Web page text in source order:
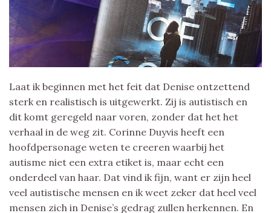
Laat ik beginnen met het feit dat Denise ontzettend
sterk en realistisch is uitgewerkt. Zij is autistisch en
dit komt geregeld naar voren, zonder dat het het
verhaal in de weg zit. Corinne Duyvis heeft een
hoofdpersonage weten te creeren waarbij het
autisme niet een extra etiket is, maar echt een
onderdeel van haar. Dat vind ik fijn, want er zijn heel
veel autistische mensen en ik weet zeker dat heel veel
mensen zich in Denise’s gedrag zullen herkennen. En